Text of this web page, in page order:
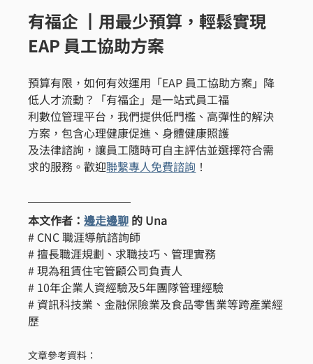
有福企 ┃用最少預算，輕鬆實現
EAP 員工協助方案
預算有限，如何有效運用「EAP 員工協助方案」降
低人才流動？「有福企」是一站式員工福
利數位管理平台，我們提供低門檻、高彈性的解決
方案，包含心理健康促進、身體健康照護
及法律諮詢，讓員工隨時可自主評估並選擇符合需
求的服務。歡迎聯繫專人免費諮詢 ！
本文作者：邊走邊聊 的 Una
# CNC 職涯導航諮詢師
# 擅長職涯規劃、求職技巧、管理實務
# 現為租賃住宅管顧公司負責人
# 10年企業人資經驗及5年團隊管理經驗
# 資訊科技業、金融保險業及食品零售業等跨產業經
歷
文章參考資料：